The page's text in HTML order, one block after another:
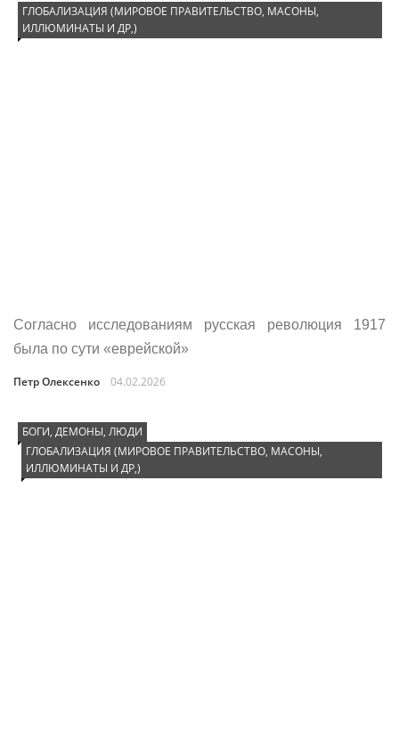
ГЛОБАЛИЗАЦИЯ (МИРОВОЕ ПРАВИТЕЛЬСТВО, МАСОНЫ,
ИЛЛЮМИНАТЫ И ДР,)
Согласно исследованиям русская революция 1917
была по сути «еврейской»
Петр Олексенко 04.02.2026
БОГИ, ДЕМОНЫ, ЛЮДИ
ГЛОБАЛИЗАЦИЯ (МИРОВОЕ ПРАВИТЕЛЬСТВО, МАСОНЫ,
ИЛЛЮМИНАТЫ И ДР,)